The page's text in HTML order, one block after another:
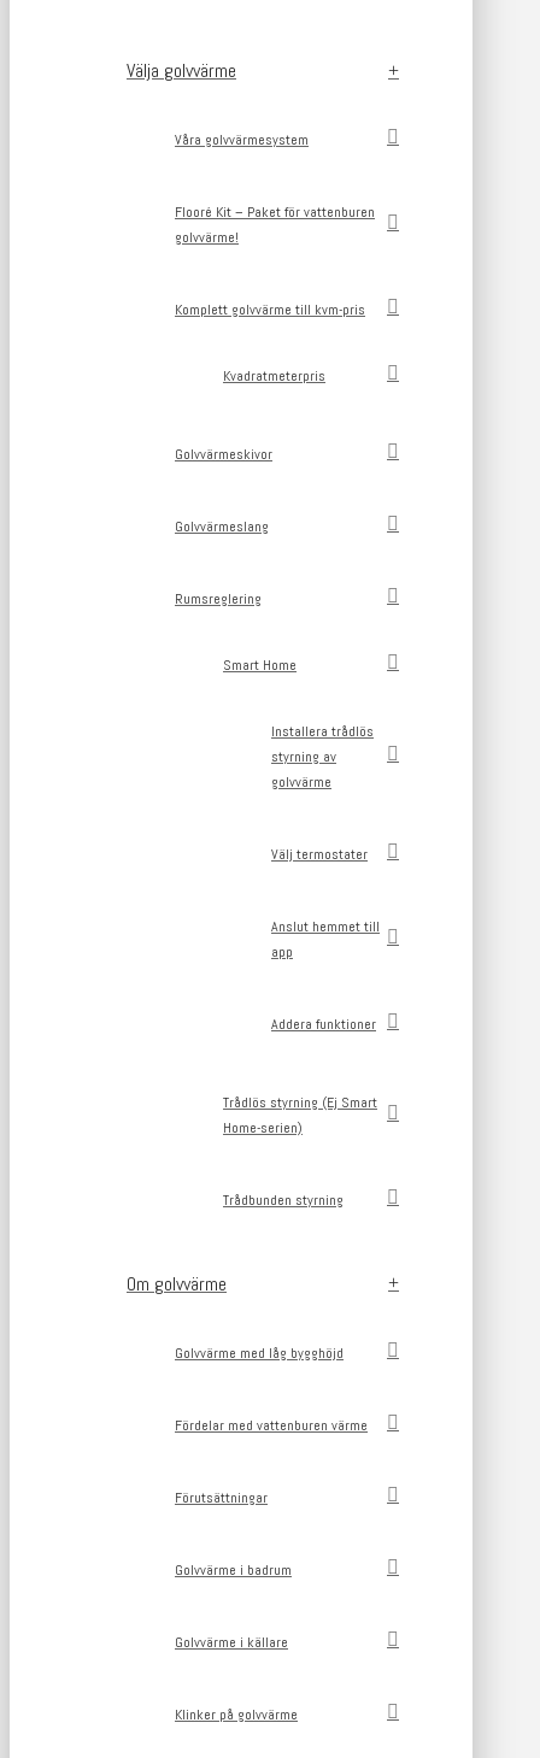
Välja golvvärme
Våra golvvärmesystem
Flooré Kit – Paket för vattenburen
golvvärme!
Komplett golvvärme till kvm-pris
Kvadratmeterpris
Golvvärmeskivor
Golvvärmeslang
Rumsreglering
Smart Home
Installera trådlös
styrning av
golvvärme
Välj termostater
Anslut hemmet till
app
Addera funktioner
Trådlös styrning (Ej Smart
Home-serien)
Trådbunden styrning
Om golvvärme
Golvvärme med låg bygghöjd
Fördelar med vattenburen värme
Förutsättningar
Golvvärme i badrum
Golvvärme i källare
Klinker på golvvärme